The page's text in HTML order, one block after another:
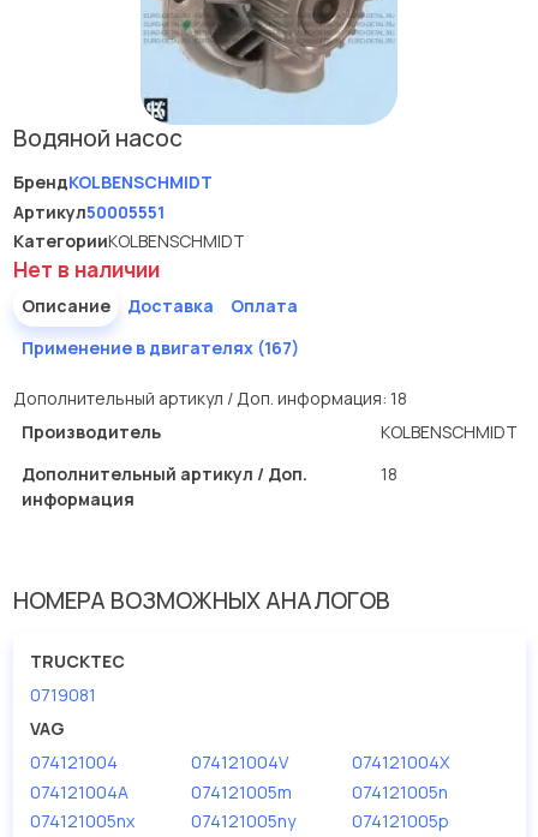
Водяной насос
БрендKOLBENSCHMIDT
Артикул50005551
КатегорииKOLBENSCHMIDT
Нет в наличии
Описание Доставка
Оплата
Применение в двигателях (167)
Дополнительный артикул / Доп. информация: 18
Производитель
KOLBENSCHMIDT
Дополнительный артикул / Доп.
информация
18
НОМЕРА ВОЗМОЖНЫХ АНАЛОГОВ
TRUCKTEC
0719081
VAG
074121004
074121004V
074121004X
074121004A
074121005m
074121005n
074121005nx
074121005ny
074121005p